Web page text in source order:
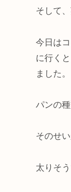
そして
今日は
に行く
ました。
パンの
そのせ
太りそ